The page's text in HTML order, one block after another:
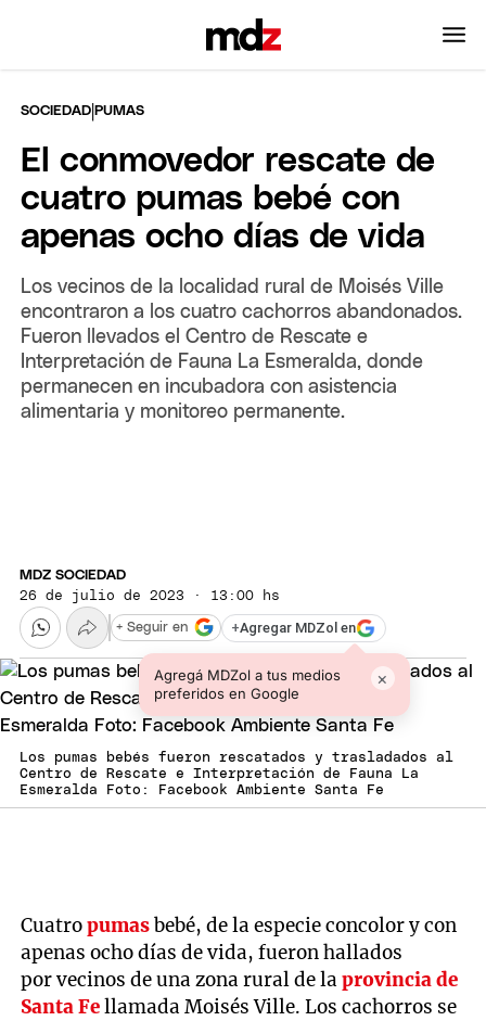
SOCIEDAD |PUMAS
El conmovedor rescate de
cuatro pumas bebé con
apenas ocho días de vida
Los vecinos de la localidad rural de Moisés Ville
encontraron a los cuatro cachorros abandonados.
Fueron llevados el Centro de Rescate e
Interpretación de Fauna La Esmeralda, donde
permanecen en incubadora con asistencia
alimentaria y monitoreo permanente.
MDZ SOCIEDAD
26 de julio de 2023 · 13:00 hs
+Agregar MDZol en
Agregá MDZol a tus medios
preferidos en Google
×
+ Seguir en
Los pumas bebés fueron rescatados y trasladados al
Centro de Rescate e Interpretación de Fauna La
Esmeralda Foto: Facebook Ambiente Santa Fe
Cuatropumasbebé, de la especie concolor y con
apenas ocho días de vida, fueron hallados
por vecinos de una zona rural de laprovincia de
Santa Fellamada Moisés Ville. Los cachorros se